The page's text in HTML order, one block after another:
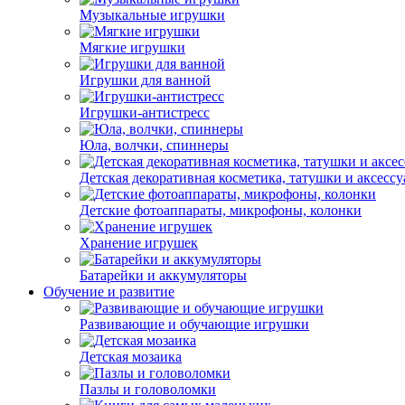
Музыкальные игрушки
Мягкие игрушки
Игрушки для ванной
Игрушки-антистресс
Юла, волчки, спиннеры
Детская декоративная косметика, татушки и
Детские фотоаппараты, микрофоны, колонки
Хранение игрушек
Батарейки и аккумуляторы
Обучение и развитие
Развивающие и обучающие игрушки
Детская мозаика
Пазлы и головоломки